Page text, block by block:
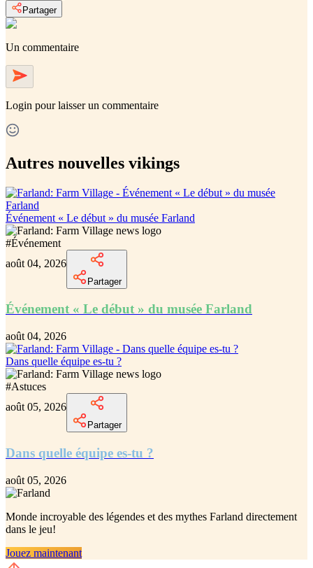
Partager
Un commentaire
Login pour laisser un commentaire
Autres nouvelles vikings
Événement « Le début » du musée Farland
#Événement
août 04, 2026
Partager
Événement « Le début » du musée Farland
août 04, 2026
Dans quelle équipe es-tu ?
#Astuces
août 05, 2026
Partager
Dans quelle équipe es-tu ?
août 05, 2026
Monde incroyable des légendes et des mythes Farland directement
dans le jeu!
Jouez maintenant